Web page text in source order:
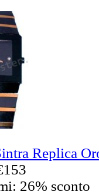
Replica
26% sconto